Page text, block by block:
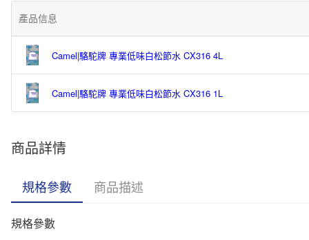
產品信息
Camel|駱駝牌 專業低味白松節水 CX316 4L
Camel|駱駝牌 專業低味白松節水 CX316 1L
商品詳情
規格參數 商品描述
規格參數